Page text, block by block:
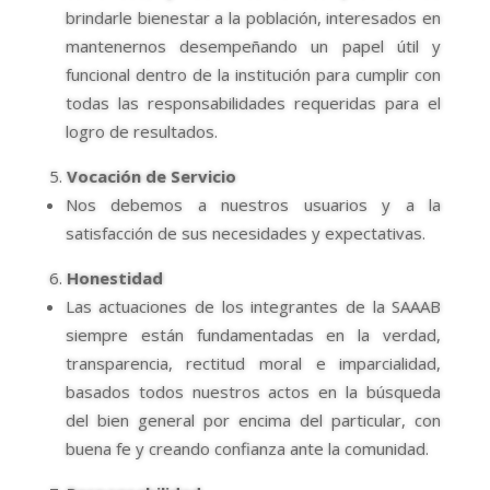
brindarle bienestar a la población, interesados en
mantenernos desempeñando un papel útil y
funcional dentro de la institución para cumplir con
todas las responsabilidades requeridas para el
logro de resultados.
Vocación de Servicio
Nos debemos a nuestros usuarios y a la
satisfacción de sus necesidades y expectativas.
Honestidad
Las actuaciones de los integrantes de la SAAAB
siempre están fundamentadas en la verdad,
transparencia, rectitud moral e imparcialidad,
basados todos nuestros actos en la búsqueda
del bien general por encima del particular, con
buena fe y creando confianza ante la comunidad.